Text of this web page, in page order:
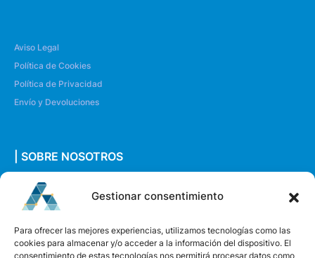
Gestionar consentimiento
Para ofrecer las mejores experiencias, utilizamos tecnologías como las
cookies para almacenar y/o acceder a la información del dispositivo. El
consentimiento de estas tecnologías nos permitirá procesar datos como
Aviso Legal
Política de Cookies
Política de Privacidad
Envío y Devoluciones
| SOBRE NOSOTROS
Quiénes somos
Envíanos un mensaje